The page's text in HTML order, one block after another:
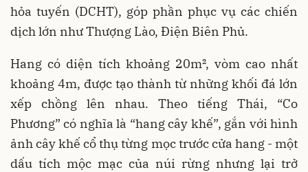
hỏa tuyến (DCHT), góp phần phục vụ các chiến
dịch lớn như Thượng Lào, Điện Biên Phủ.
Hang có diện tích khoảng 20m², vòm cao nhất
khoảng 4m, được tạo thành từ những khối đá lớn
xếp chồng lên nhau. Theo tiếng Thái, “Co
Phương” có nghĩa là “hang cây khế”, gắn với hình
ảnh cây khế cổ thụ từng mọc trước cửa hang - một
dấu tích mộc mạc của núi rừng nhưng lại trở